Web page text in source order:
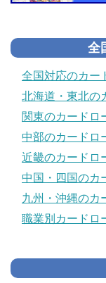
全
全国対応のカー
北海道・東北の
関東のカードロ
中部のカードロ
近畿のカードロ
中国・四国のカ
九州・沖縄のカ
職業別カードロ